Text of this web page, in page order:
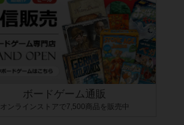
ボードゲーム通販
オンラインストアで7,500商品を販売中